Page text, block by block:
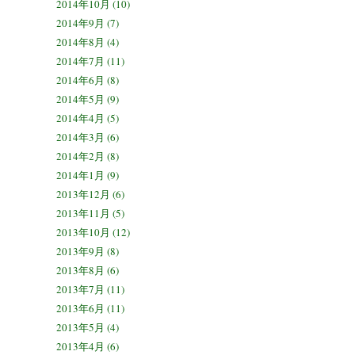
2014年10月 (10)
2014年9月 (7)
2014年8月 (4)
2014年7月 (11)
2014年6月 (8)
2014年5月 (9)
2014年4月 (5)
2014年3月 (6)
2014年2月 (8)
2014年1月 (9)
2013年12月 (6)
2013年11月 (5)
2013年10月 (12)
2013年9月 (8)
2013年8月 (6)
2013年7月 (11)
2013年6月 (11)
2013年5月 (4)
2013年4月 (6)